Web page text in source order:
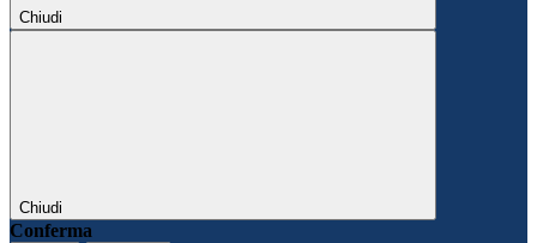
Chiudi
Chiudi
Conferma